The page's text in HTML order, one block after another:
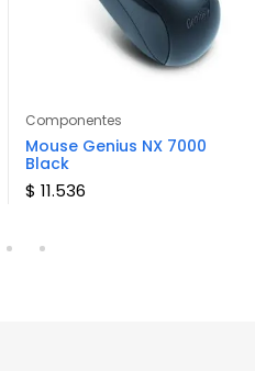
Componentes
Mouse Genius NX 7000
Black
$ 11.536